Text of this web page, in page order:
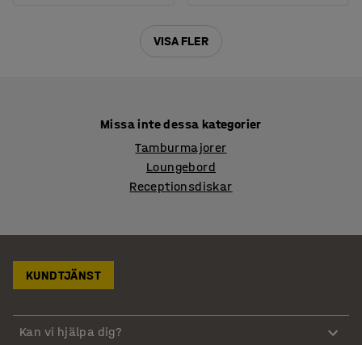
VISA FLER
Missa inte dessa kategorier
Tamburmajorer
Loungebord
Receptionsdiskar
KUNDTJÄNST
Kan vi hjälpa dig?